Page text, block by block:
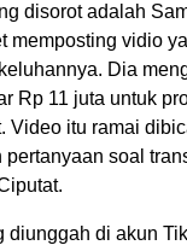
disorot adalah
memposting vidio
Dia
Rp 11 juta untuk
Video itu ramai
soal
diunggah di akun